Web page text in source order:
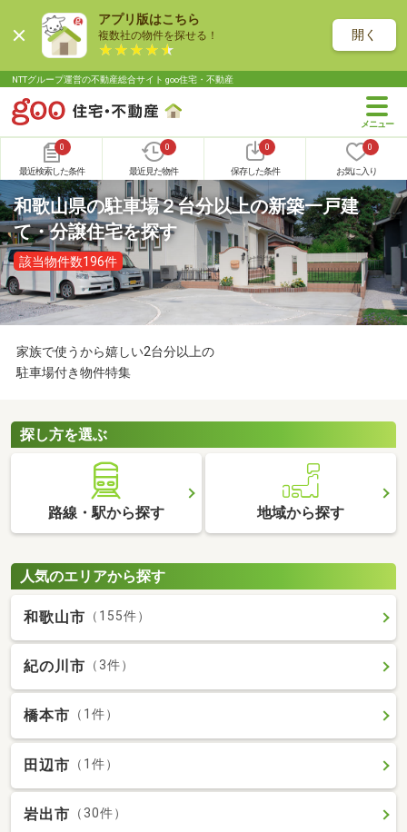
アプリ版はこちら
複数社の物件を探せる！ 開く
NTTグループ運営の不動産総合サイト goo住宅・不動産
0
最近検索した条件
0
最近見た物件
0
保存した条件
0
お気に入り
和歌山県の駐車場２台分以上の新築一戸建
て・分譲住宅を探す
該当物件数196件
家族で使うから嬉しい2台分以上の
駐車場付き物件特集
探し方を選ぶ
路線・駅から探す 地域から探す
人気のエリアから探す
和歌山市 （155件）
紀の川市 （3件）
橋本市 （1件）
田辺市 （1件）
岩出市 （30件）